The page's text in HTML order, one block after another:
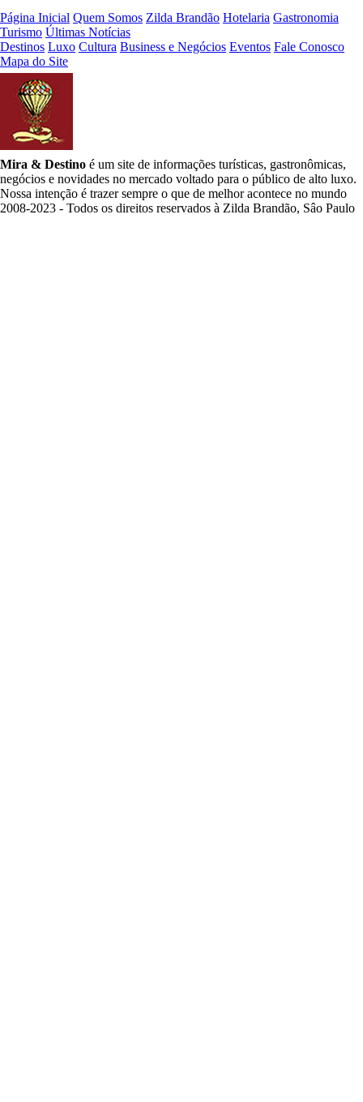
Página Inicial Quem Somos Zilda Brandão Hotelaria Gastronomia
Turismo Últimas Notícias
Destinos Luxo Cultura Business e Negócios Eventos Fale Conosco
Mapa do Site
Mira & Destino é um site de informações turísticas, gastronômicas,
negócios e novidades no mercado voltado para o público de alto luxo.
Nossa intenção é trazer sempre o que de melhor acontece no mundo
2008-2023 - Todos os direitos reservados à Zilda Brandão, Sâo Paulo